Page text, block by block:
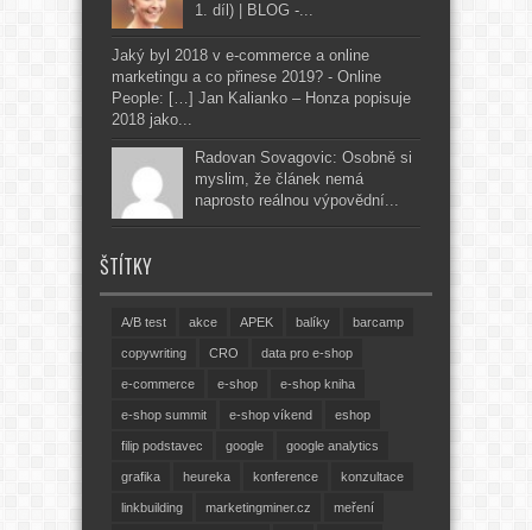
1. díl) | BLOG -...
Jaký byl 2018 v e-commerce a online
marketingu a co přinese 2019? - Online
People: […] Jan Kalianko – Honza popisuje
2018 jako...
Radovan Sovagovic: Osobně si
myslim, že článek nemá
naprosto reálnou výpovědní...
ŠTÍTKY
A/B test akce APEK balíky barcamp
copywriting CRO data pro e-shop
e-commerce e-shop e-shop kniha
e-shop summit e-shop víkend eshop
filip podstavec google google analytics
grafika heureka konference konzultace
linkbuilding marketingminer.cz meření